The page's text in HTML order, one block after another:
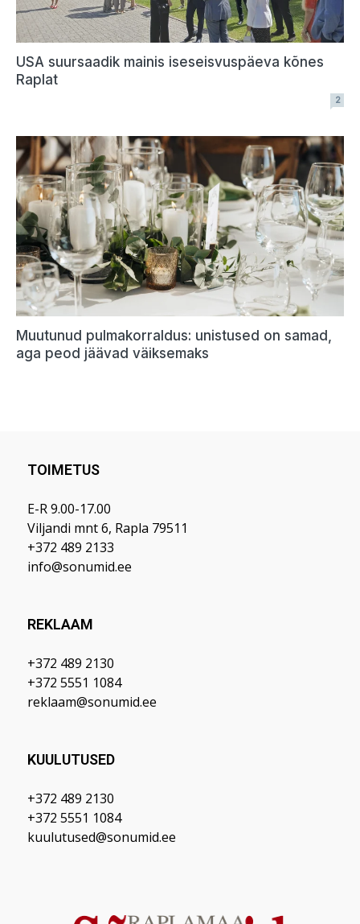
TOIMETUS
E-R 9.00-17.00
Viljandi mnt 6, Rapla 79511
+372 489 2133
info@sonumid.ee
REKLAAM
+372 489 2130
+372 5551 1084
reklaam@sonumid.ee
KUULUTUSED
+372 489 2130
+372 5551 1084
kuulutused@sonumid.ee